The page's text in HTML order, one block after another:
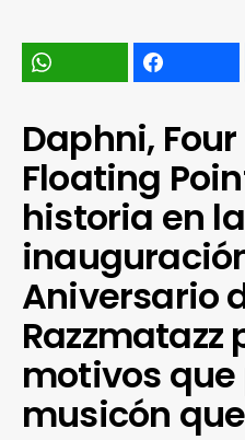
Daphni,
Floating
historia en la
Aniversario
Razzmatazz
motivos que
musicón